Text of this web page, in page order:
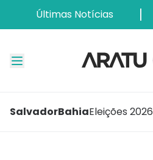
Últimas Notícias
SalvadorBahiaEleições 2026